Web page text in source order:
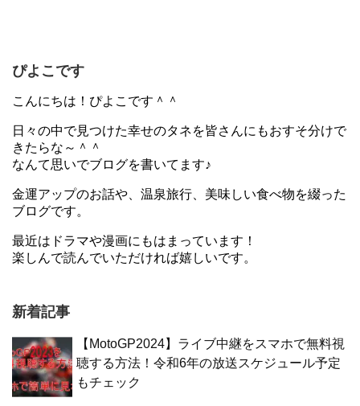
ぴよこです
こんにちは！ぴよこです＾＾
日々の中で見つけた幸せのタネを皆さんにもおすそ分けで
きたらな～＾＾
なんて思いでブログを書いてます♪
金運アップのお話や、温泉旅行、美味しい食べ物を綴った
ブログです。
最近はドラマや漫画にもはまっています！
楽しんで読んでいただければ嬉しいです。
新着記事
【MotoGP2024】ライブ中継をスマホで無料視
聴する方法！令和6年の放送スケジュール予定
もチェック